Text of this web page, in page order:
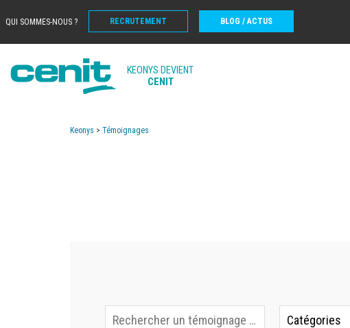
QUI SOMMES-NOUS ? RECRUTEMENT BLOG / ACTUS
KEONYS DEVIENT
CENIT
Keonys > Témoignages